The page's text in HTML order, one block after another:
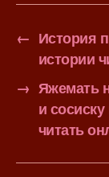
← История
истории
→ Яжемать
и
читать